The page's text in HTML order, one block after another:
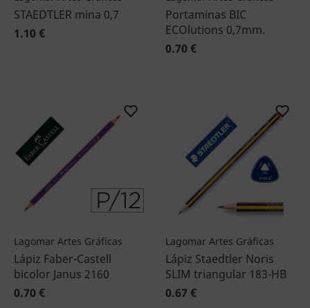
STAEDTLER mina 0,7
1.10 €
Portaminas BIC
ECOlutions 0,7mm.
0.70 €
Lagomar Artes Gráficas
Lápiz Faber-Castell
bicolor Janus 2160
0.70 €
Lagomar Artes Gráficas
Lápiz Staedtler Noris
SLIM triangular 183-HB
0.67 €